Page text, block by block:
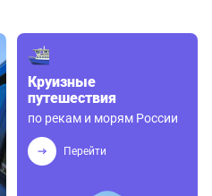
Круизные
путешествия
по рекам и морям России
Перейти